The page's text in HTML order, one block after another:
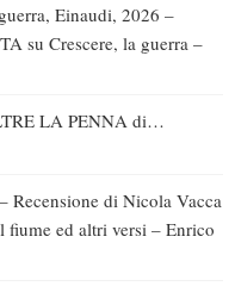
Einaudi, 2026 –
su Crescere, la guerra –
LA PENNA di…
Recensione di Nicola Vacca
fiume ed altri versi – Enrico